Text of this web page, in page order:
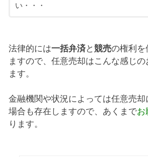
い・・・
法律的には一括弁済と競売の権利を
ますので、任意売却はこんな感じの
ます。
金融機関や状況によっては任意売
場合も存在しますので、あくまでお
ります。